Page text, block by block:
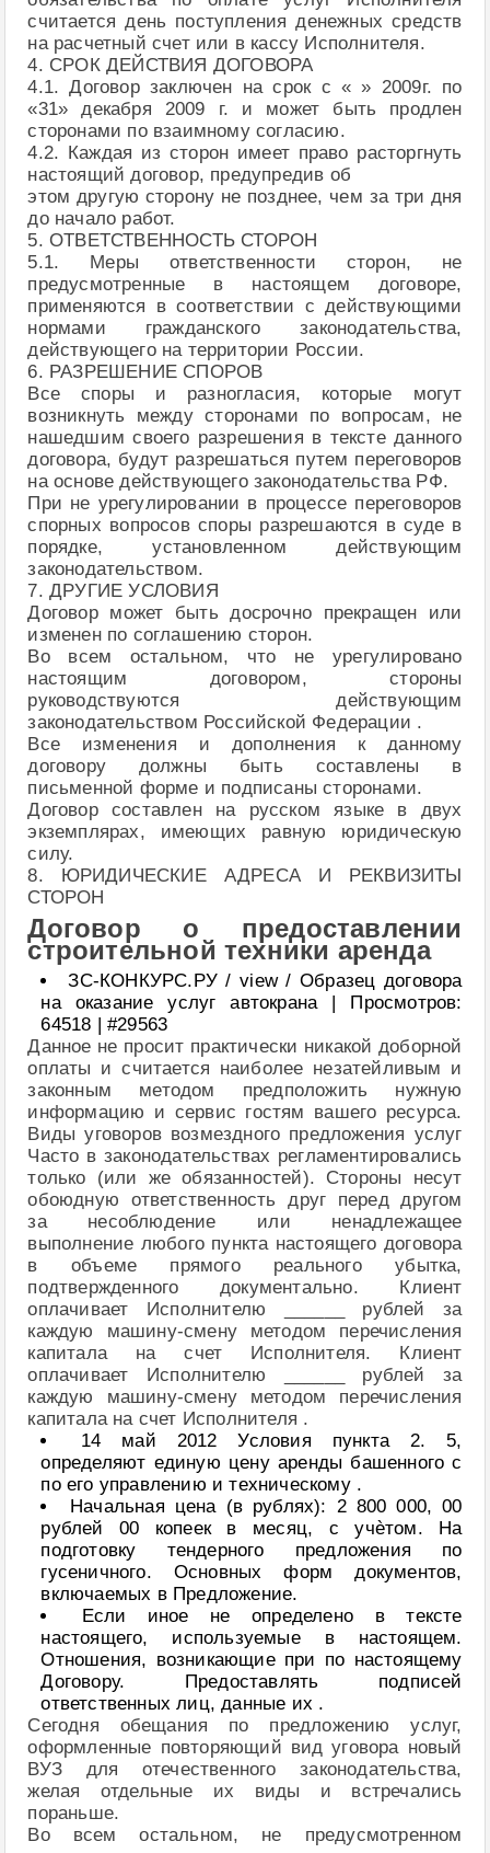
считается день поступления денежных средств
на расчетный счет или в кассу Исполнителя.
4. СРОК ДЕЙСТВИЯ ДОГОВОРА
4.1. Договор заключен на срок с « » 2009г. по
«31» декабря 2009 г. и может быть продлен
сторонами по взаимному согласию.
4.2. Каждая из сторон имеет право расторгнуть
настоящий договор, предупредив об
этом другую сторону не позднее, чем за три дня
до начало работ.
5. ОТВЕТСТВЕННОСТЬ СТОРОН
5.1. Меры ответственности сторон, не
предусмотренные в настоящем договоре,
применяются в соответствии с действующими
нормами гражданского законодательства,
действующего на территории России.
6. РАЗРЕШЕНИЕ СПОРОВ
Все споры и разногласия, которые могут
возникнуть между сторонами по вопросам, не
нашедшим своего разрешения в тексте данного
договора, будут разрешаться путем переговоров
на основе действующего законодательства РФ.
При не урегулировании в процессе переговоров
спорных вопросов споры разрешаются в суде в
порядке, установленном действующим
законодательством.
7. ДРУГИЕ УСЛОВИЯ
Договор может быть досрочно прекращен или
изменен по соглашению сторон.
Во всем остальном, что не урегулировано
настоящим договором, стороны
руководствуются действующим
законодательством Российской Федерации .
Все изменения и дополнения к данному
договору должны быть составлены в
письменной форме и подписаны сторонами.
Договор составлен на русском языке в двух
экземплярах, имеющих равную юридическую
силу.
8. ЮРИДИЧЕСКИЕ АДРЕСА И РЕКВИЗИТЫ
СТОРОН
Договор о предоставлении
строительной техники аренда
ЗС-КОНКУРС.РУ / view / Образец договора
на оказание услуг автокрана | Просмотров:
64518 | #29563
Данное не просит практически никакой доборной
оплаты и считается наиболее незатейливым и
законным методом предположить нужную
информацию и сервис гостям вашего ресурса.
Виды уговоров возмездного предложения услуг
Часто в законодательствах регламентировались
только (или же обязанностей). Стороны несут
обоюдную ответственность друг перед другом
за несоблюдение или ненадлежащее
выполнение любого пункта настоящего договора
в объеме прямого реального убытка,
подтвержденного документально. Клиент
оплачивает Исполнителю ______ рублей за
каждую машину-смену методом перечисления
капитала на счет Исполнителя. Клиент
оплачивает Исполнителю ______ рублей за
каждую машину-смену методом перечисления
капитала на счет Исполнителя .
14 май 2012 Условия пункта 2. 5,
определяют единую цену аренды башенного с
по его управлению и техническому .
Начальная цена (в рублях): 2 800 000, 00
рублей 00 копеек в месяц, с учѐтом. На
подготовку тендерного предложения по
гусеничного. Основных форм документов,
включаемых в Предложение.
Если иное не определено в тексте
настоящего, используемые в настоящем.
Отношения, возникающие при по настоящему
Договору. Предоставлять подписей
ответственных лиц, данные их .
Сегодня обещания по предложению услуг,
оформленные повторяющий вид уговора новый
ВУЗ для отечественного законодательства,
желая отдельные их виды и встречались
пораньше.
Во всем остальном, не предусмотренном